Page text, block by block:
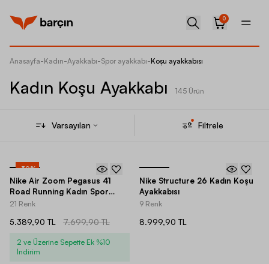
0
Anasayfa-Kadın-Ayakkabı-Spor ayakkabı-Koşu ayakkabısı
Kadın Koşu Ayakkabı 145 Ürün
Varsayılan Filtrele
-30%
Nike Air Zoom Pegasus 41
Road Running Kadın Spor
Ayakkabı
21 Renk
5.389,90 TL 7.699,90 TL
2 ve Üzerine Sepette Ek %10
İndirim
Nike Structure 26 Kadın Koşu
Ayakkabısı
9 Renk
8.999,90 TL